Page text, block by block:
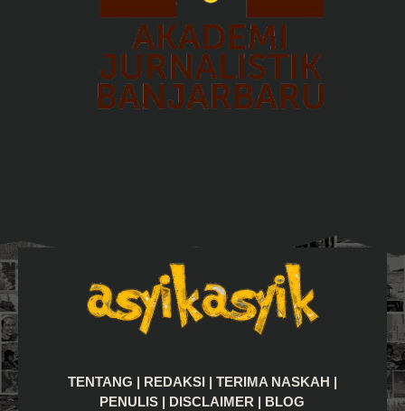
TENTANG REDAKSI TERIMA NASKAH
PENULIS
DISCLAIMER BLOG